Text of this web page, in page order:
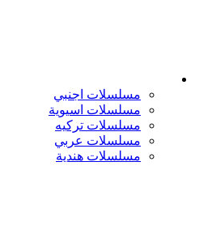
مسلسلات اجنبي
مسلسلات اسيوية
مسلسلات تركيه
مسلسلات عربي
مسلسلات هندية